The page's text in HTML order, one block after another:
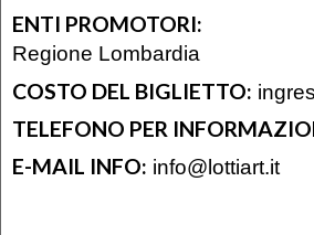
ENTI PROMOTORI:
Regione Lombardia
COSTO DEL BIGLIETTO:
TELEFONO PER
E-MAIL INFO: info@lottiart.it